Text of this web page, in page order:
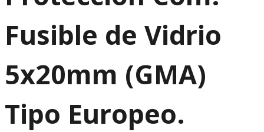
Fusible de Vidrio
5x20mm (GMA)
Tipo Europeo.